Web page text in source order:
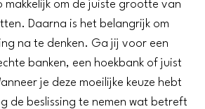
makkelijk om de juiste grootte van
Daarna is het belangrijk om
na te denken. Ga jij voor een
banken, een hoekbank of juist
je deze moeilijke keuze hebt
de beslissing te nemen wat betreft